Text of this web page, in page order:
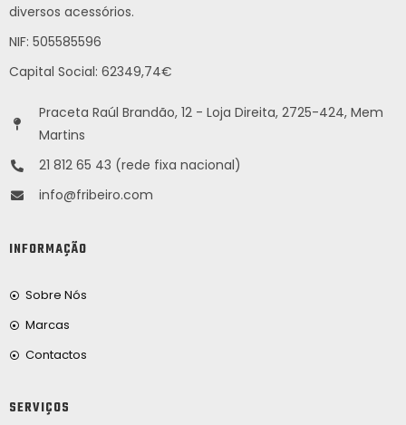
diversos acessórios.
NIF: 505585596
Capital Social: 62349,74€
Praceta Raúl Brandão, 12 - Loja Direita, 2725-424, Mem
Martins
21 812 65 43 (rede fixa nacional)
info@fribeiro.com
INFORMAÇÃO
Sobre Nós
Marcas
Contactos
SERVIÇOS